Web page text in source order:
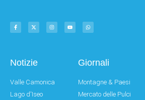
Notizie
Valle Camonica
Lago d'Iseo
Giornali
Montagne & Paesi
Mercato delle Pulci